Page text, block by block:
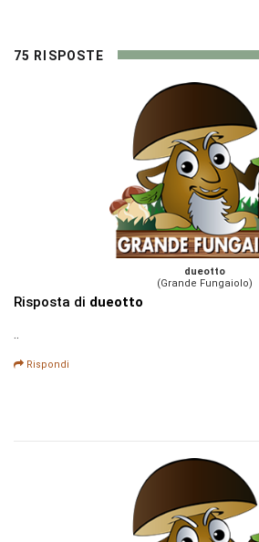
75 RISPOSTE
dueotto
(Grande Fungaiolo)
Risposta di dueotto
..
Rispondi